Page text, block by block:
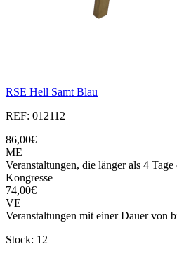
RSE Hell Samt Blau
REF: 012112
86,00€
ME
Veranstaltungen, die länger als 4
Kongresse
74,00€
VE
Veranstaltungen mit einer Dauer von
Stock: 12